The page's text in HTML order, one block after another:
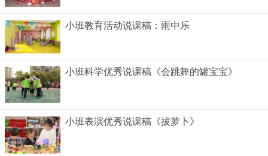
小班教育活动说课稿：雨中乐
小班科学优秀说课稿《会跳舞的罐宝宝》
小班表演优秀说课稿《拔萝卜》